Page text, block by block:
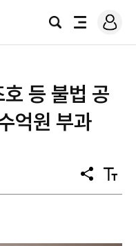
검
전
로
그
등 불법 공
억원 부과
공
유
텍
스